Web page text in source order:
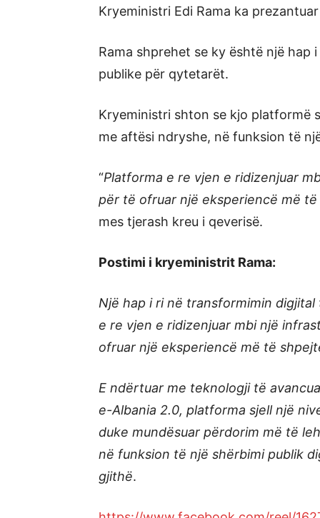
Kryeministri Edi Rama ka
Rama shprehet se ky është një
publike për qytetarët.
Kryeministri shton se kjo platformë
me aftësi ndryshe, në funksion të
“Platforma e re vjen e ridizenjuar
për të ofruar një eksperiencë më
mes tjerash kreu i qeverisë.
Postimi i kryeministrit Rama:
Një hap i ri në transformimin
e re vjen e ridizenjuar mbi një
ofruar një eksperiencë më të
E ndërtuar me teknologji të
e-Albania 2.0, platforma sjell një
duke mundësuar përdorim më të
në funksion të një shërbimi publik
gjithë.